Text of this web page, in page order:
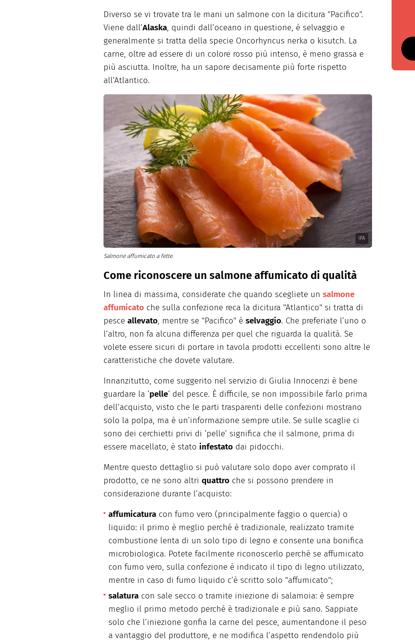
Diverso se vi trovate tra le mani un salmone con la dicitura "Pacifico".
Viene dall’Alaska, quindi dall’oceano in questione, è selvaggio e
generalmente si tratta della specie Oncorhyncus nerka o kisutch. La
carne, oltre ad essere di un colore rosso più intenso, è meno grassa e
più asciutta. Inoltre, ha un sapore decisamente più forte rispetto
all’Atlantico.
IPA
Salmone affumicato a fette.
Come riconoscere un salmone affumicato di qualità
In linea di massima, considerate che quando scegliete un salmone
affumicato che sulla confezione reca la dicitura "Atlantico" si tratta di
pesce allevato, mentre se "Pacifico" è selvaggio. Che preferiate l’uno o
l’altro, non fa alcuna differenza per quel che riguarda la qualità. Se
volete essere sicuri di portare in tavola prodotti eccellenti sono altre le
caratteristiche che dovete valutare.
Innanzitutto, come suggerito nel servizio di Giulia Innocenzi è bene
guardare la ‘pelle‘ del pesce. È difficile, se non impossibile farlo prima
dell’acquisto, visto che le parti trasparenti delle confezioni mostrano
solo la polpa, ma è un’informazione sempre utile. Se sulle scaglie ci
sono dei cerchietti privi di ‘pelle’ significa che il salmone, prima di
essere macellato, è stato infestato dai pidocchi.
Mentre questo dettaglio si può valutare solo dopo aver comprato il
prodotto, ce ne sono altri quattro che si possono prendere in
considerazione durante l’acquisto:
affumicatura con fumo vero (principalmente faggio o quercia) o
liquido: il primo è meglio perché è tradizionale, realizzato tramite
combustione lenta di un solo tipo di legno e consente una bonifica
microbiologica. Potete facilmente riconoscerlo perché se affumicato
con fumo vero, sulla confezione è indicato il tipo di legno utilizzato,
mentre in caso di fumo liquido c’è scritto solo "affumicato";
salatura con sale secco o tramite iniezione di salamoia: è sempre
meglio il primo metodo perché è tradizionale e più sano. Sappiate
solo che l’iniezione gonfia la carne del pesce, aumentandone il peso
a vantaggio del produttore, e ne modifica l’aspetto rendendolo più